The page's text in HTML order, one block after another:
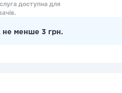
доступна для
не менше 3 грн.